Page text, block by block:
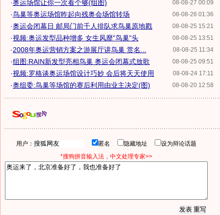
08-08-27 00:09
·奥运场馆让你一次看个够(组图)
08-08-26 01:36
·鸟巢等奥运场馆昨起向残奥会场馆转场
08-08-25 15:21
·奥运会闭幕日 邮局门前千人排队求鸟巢原地戳
08-08-25 13:51
·视频:奥运发型品种增多 女生风靡"鸟巢"头
08-08-25 11:34
·2008年奥运营销方案之游展厅讲鸟巢 赏名...
08-08-25 09:51
·组图:RAIN新发型亮相鸟巢 奥运会闭幕式放歌
08-08-24 17:11
·视频:罗格谈奥运场馆设计巧妙 会后将天天使用
08-08-20 12:58
·奥组委:鸟巢等场馆的赛后利用由业主决定(图)
用户： 匿名 隐藏地址
设为辩论话题
*搜狗拼音输入法，中文处理专家>>